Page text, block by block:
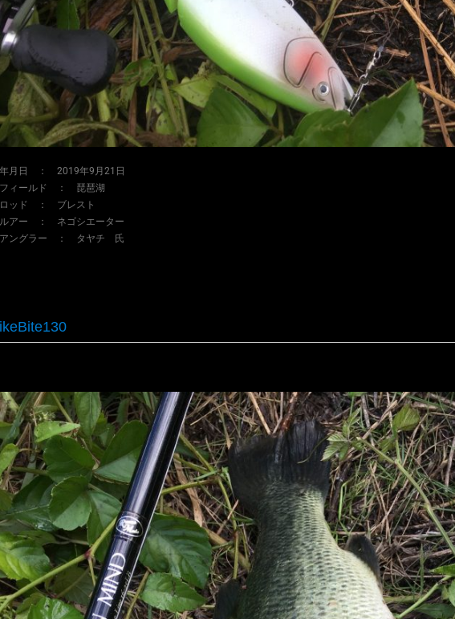
年月日 ： 2019年9月21日
フィールド ： 琵琶湖
ロッド ： ブレスト
ルアー ： ネゴシエーター
アングラー ： タヤチ 氏